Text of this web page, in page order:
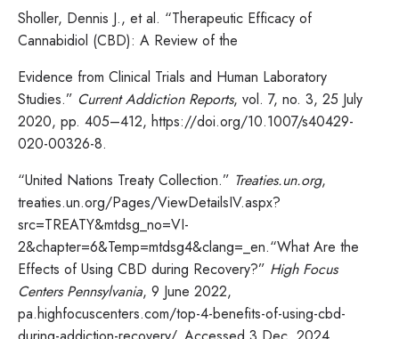
Sholler, Dennis J., et al. “Therapeutic Efficacy of
Cannabidiol (CBD): A Review of the
Evidence from Clinical Trials and Human Laboratory
Studies.” Current Addiction Reports, vol. 7, no. 3, 25 July
2020, pp. 405–412, https://doi.org/10.1007/s40429-
020-00326-8.
“United Nations Treaty Collection.” Treaties.un.org,
treaties.un.org/Pages/ViewDetailsIV.aspx?
src=TREATY&mtdsg_no=VI-
2&chapter=6&Temp=mtdsg4&clang=_en.“What Are the
Effects of Using CBD during Recovery?” High Focus
Centers Pennsylvania, 9 June 2022,
pa.highfocuscenters.com/top-4-benefits-of-using-cbd-